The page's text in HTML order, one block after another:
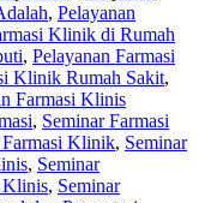
, Pelayanan
Klinik di Rumah
, Pelayanan Farmasi
Klinik Rumah Sakit,
Farmasi Klinis
, Seminar Farmasi
Farmasi Klinik, Seminar
, Seminar
Klinis, Seminar